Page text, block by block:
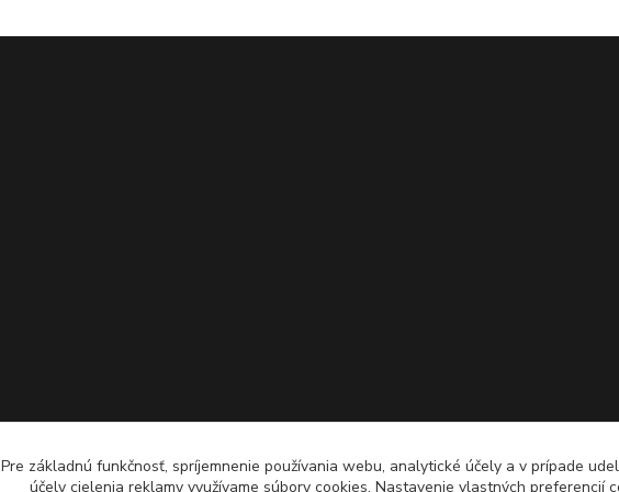
Pre základnú funkčnosť, spríjemnenie používania webu, analytické účely a v prípade
účely cielenia reklamy využívame súbory cookies. Nastavenie vlastných preferencií